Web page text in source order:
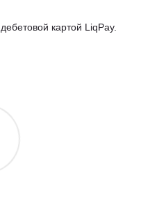
картой LiqPay.